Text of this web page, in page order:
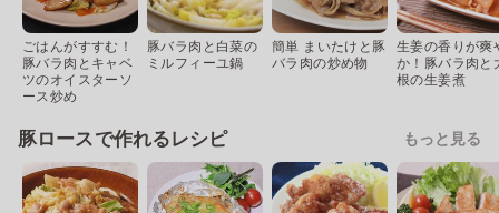
ごはんがすすむ！
豚バラ肉とキャベ
ツのオイスターソ
ース炒め
豚バラ肉と白菜の
ミルフィーユ鍋
簡単 まいたけと豚
バラ肉の炒め物
生姜の香りが爽
か！豚バラ肉と
根の生姜煮
豚ロースで作れるレシピ もっと見る